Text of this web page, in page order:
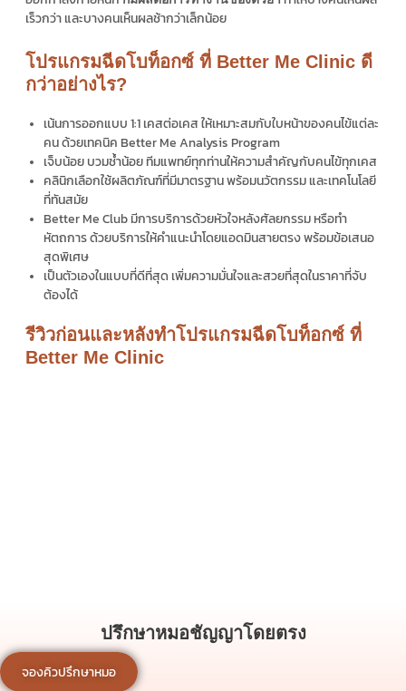
เร็วกว่า และบางคนเห็นผลช้ากว่าเล็กน้อย
โปรแกรมฉีดโบท็อกซ์ ที่ Better Me Clinic ดี
กว่าอย่างไร?
เน้นการออกแบบ 1:1 เคสต่อเคส ให้เหมาะสมกับใบหน้าของคนไข้แต่ละ
คน ด้วยเทคนิค Better Me Analysis Program
เจ็บน้อย บวมช้ำน้อย ทีมแพทย์ทุกท่านให้ความสำคัญกับคนไข้ทุกเคส
คลินิกเลือกใช้ผลิตภัณฑ์ที่มีมาตรฐาน พร้อมนวัตกรรม และเทคโนโลยี
ที่ทันสมัย
Better Me Club มีการบริการด้วยหัวใจหลังศัลยกรรม หรือทำ
หัตถการ ด้วยบริการให้คำแนะนำโดยแอดมินสายตรง พร้อมข้อเสนอ
สุดพิเศษ
เป็นตัวเองในแบบที่ดีที่สุด เพิ่มความมั่นใจและสวยที่สุดในราคาที่จับ
ต้องได้
รีวิวก่อนและหลังทำโปรแกรมฉีดโบท็อกซ์ ที่
Better Me Clinic
ปรึกษาหมอชัญญาโดยตรง
จองคิวปรึกษาหมอ